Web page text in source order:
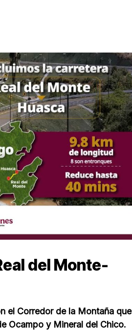
del Monte-
el Corredor de la Montaña que
Ocampo y Mineral del Chico.